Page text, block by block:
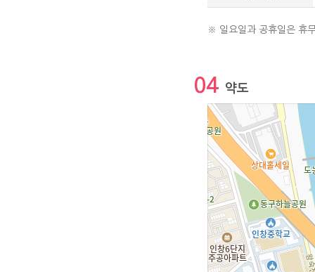
※ 일요일과 공휴일은 휴
04 약도